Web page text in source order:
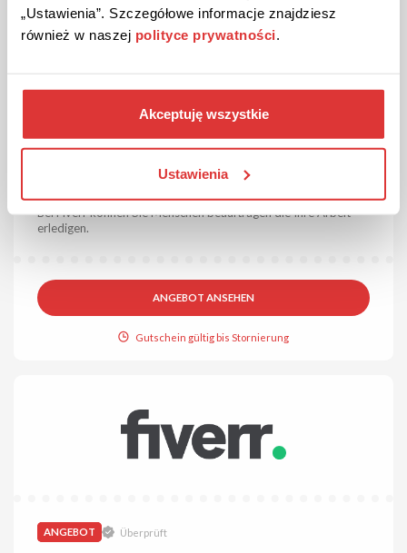
„Ustawienia”. Szczegółowe informacje znajdziesz
również w naszej polityce prywatności.
Akceptuję wszystkie
Ustawienia
Bei Fiverr können Sie Menschen beauftragen die Ihre Arbeit
erledigen.
ANGEBOT ANSEHEN
Gutschein gültig bis Stornierung
ANGEBOT Überprüft